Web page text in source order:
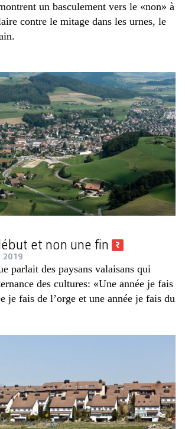
un basculement vers le «non» à
contre le mitage dans les urnes, le
et non une fin
2019
parlait des paysans valaisans qui
des cultures: «Une année je fais
je fais de l’orge et une année je fais du